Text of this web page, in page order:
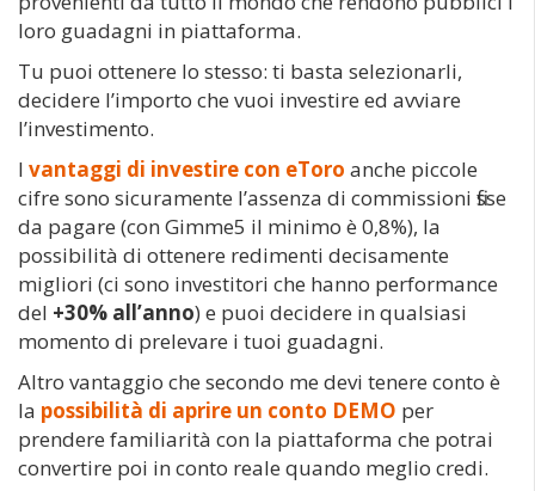
loro guadagni in piattaforma.
Tu puoi ottenere lo stesso: ti basta selezionarli,
decidere l’importo che vuoi investire ed avviare
l’investimento.
I vantaggi di investire con eToro anche piccole
cifre sono sicuramente l’assenza di commissioni fisse
da pagare (con Gimme5 il minimo è 0,8%), la
possibilità di ottenere redimenti decisamente
migliori (ci sono investitori che hanno performance
del +30% all’anno) e puoi decidere in qualsiasi
momento di prelevare i tuoi guadagni.
Altro vantaggio che secondo me devi tenere conto è
la possibilità di aprire un conto DEMO per
prendere familiarità con la piattaforma che potrai
convertire poi in conto reale quando meglio credi.